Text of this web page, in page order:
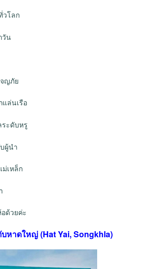
วโลก
วัน
ญภัย
แล่นเรือ
ระดับหรู
ผู้นำ
เหล็ก
ด้วยค่ะ
หาดใหญ่ (Hat Yai, Songkhla)